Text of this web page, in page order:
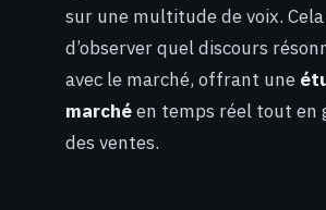
sur une multitude de voix.
d’observer quel discours
avec le marché, offrant une
marchéen temps réel tout en
des ventes.